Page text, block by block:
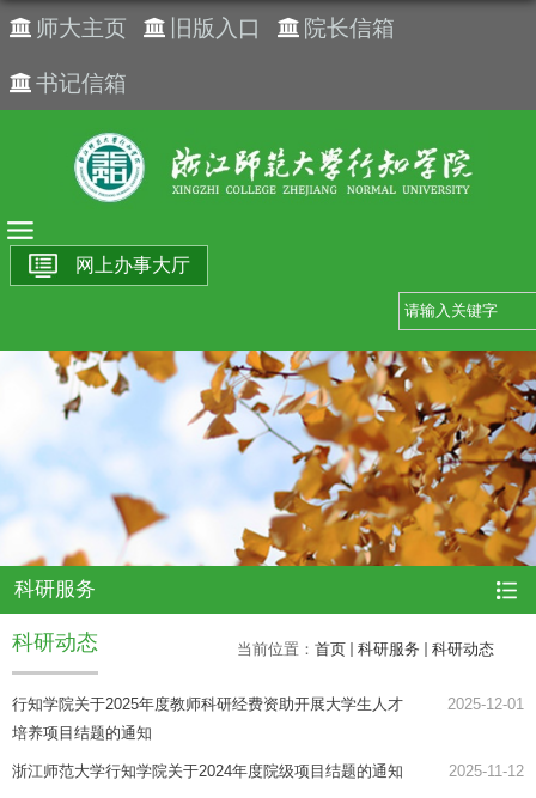
师大主页 旧版入口 院长信箱
书记信箱
网上办事大厅
科研服务
当前位置： 首页 科研服务 科研动态
科研动态
行知学院关于2025年度教师科研经费资助开展大学生人才
培养项目结题的通知
2025-12-01
浙江师范大学行知学院关于2024年度院级项目结题的通知 2025-11-12